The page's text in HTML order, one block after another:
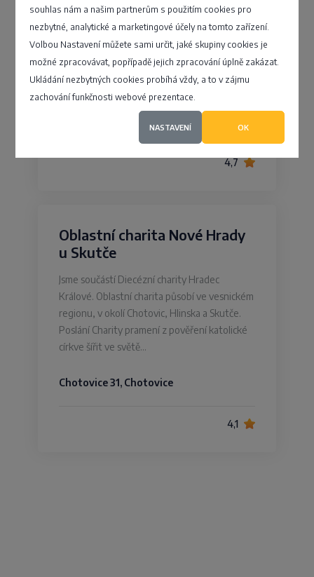
souhlas nám a našim partnerům s použitím cookies pro
nezbytné, analytické a marketingové účely na tomto zařízení.
Volbou Nastavení můžete sami určit, jaké skupiny cookies je
možné zpracovávat, popřípadě jejich zpracování úplně zakázat.
Ukládání nezbytných cookies probíhá vždy, a to v zájmu
zachování funkčnosti webové prezentace.
NASTAVENÍ OK
Posláním RIAPS je prostřednictvím
poskytování ambulantních psychosociálních
služeb, dále poskytování výchovy a vzdělávání
u cílových skupin v rámci jednotlivých
programů a projektů RIAPS, zřizování…
Procházkova 818, Trutnov - Střední
4,7
Oblastní charita Nové Hrady
u Skutče
Jsme součástí Diecézní charity Hradec
Králové. Oblastní charita působí ve vesnickém
regionu, v okolí Chotovic, Hlinska a Skutče.
Poslání Charity pramení z pověření katolické
církve šířit ve světě…
Chotovice 31, Chotovice
4,1